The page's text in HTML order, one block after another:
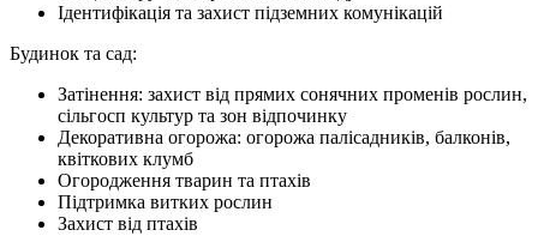
Ідентифікація та захист підземних комунікацій
Будинок та сад:
Затінення: захист від прямих сонячних променів рослин,
сільгосп культур та зон відпочинку
Декоративна огорожа: огорожа палісадників, балконів,
квіткових клумб
Огородження тварин та птахів
Підтримка витких рослин
Захист від птахів